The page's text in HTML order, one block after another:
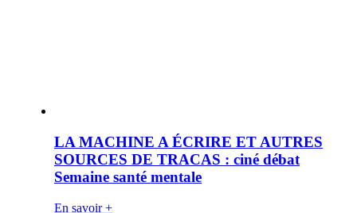
LA MACHINE A ÉCRIRE ET AUTRES
SOURCES DE TRACAS : ciné débat
Semaine santé mentale
En savoir +